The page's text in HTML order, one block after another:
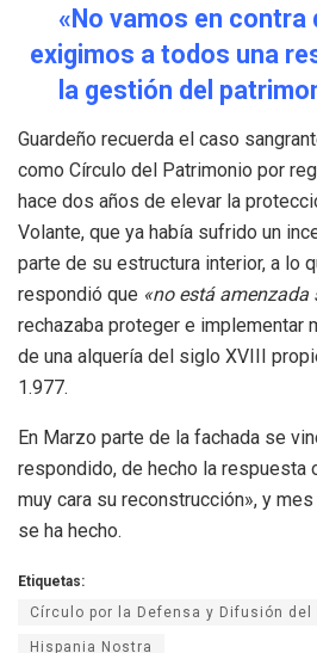
«No vamos en contra
exigimos a todos una
la gestión del
Guardeño recuerda el caso
como Círculo del Patrimonio por
hace dos años de elevar la
Volante, que ya había sufrido un
parte de su estructura interior, a lo
respondió que «no está amenzada
rechazaba proteger e implementar
de una alquería del siglo XVIII
1.977.
En Marzo parte de la fachada se
respondido, de hecho la respuesta
muy cara su reconstrucción», y
se ha hecho.
Etiquetas:
Círculo por la Defensa y Difusión del
Hispania Nostra